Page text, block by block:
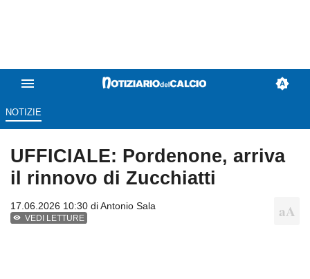
NOTIZIE
UFFICIALE: Pordenone, arriva
il rinnovo di Zucchiatti
17.06.2026 10:30 diAntonio Sala
VEDI LETTURE